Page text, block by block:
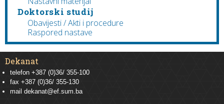
Doktorski studij
Obavijesti / Akti i procedure
Raspored nastave
Dekanat
telefon +387 (0)36/ 355-100
fax +387 (0)36/ 355-130
mail dekanat@ef.sum.ba